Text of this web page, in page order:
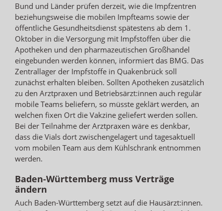
Bund und Länder prüfen derzeit, wie die Impfzentren
beziehungsweise die mobilen Impfteams sowie der
öffentliche Gesundheitsdienst spätestens ab dem 1.
Oktober in die Versorgung mit Impfstoffen über die
Apotheken und den pharmazeutischen Großhandel
eingebunden werden können, informiert das BMG. Das
Zentrallager der Impfstoffe in Quakenbrück soll
zunächst erhalten bleiben. Sollten Apotheken zusätzlich
zu den Arztpraxen und Betriebsärzt:innen auch regulär
mobile Teams beliefern, so müsste geklärt werden, an
welchen fixen Ort die Vakzine geliefert werden sollen.
Bei der Teilnahme der Arztpraxen wäre es denkbar,
dass die Vials dort zwischengelagert und tagesaktuell
vom mobilen Team aus dem Kühlschrank entnommen
werden.
Baden-Württemberg muss Verträge
ändern
Auch Baden-Württemberg setzt auf die Hausärzt:innen.